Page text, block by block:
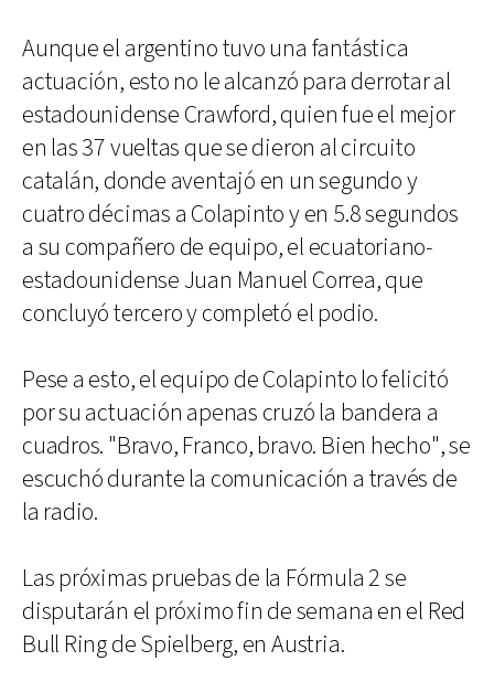
Aunque el argentino tuvo una fantástica
actuación, esto no le alcanzó para derrotar al
estadounidense Crawford, quien fue el mejor
en las 37 vueltas que se dieron al circuito
catalán, donde aventajó en un segundo y
cuatro décimas a Colapinto y en 5.8 segundos
a su compañero de equipo, el ecuatoriano-
estadounidense Juan Manuel Correa, que
concluyó tercero y completó el podio.
Pese a esto, el equipo de Colapinto lo felicitó
por su actuación apenas cruzó la bandera a
cuadros. "Bravo, Franco, bravo. Bien hecho", se
escuchó durante la comunicación a través de
la radio.
Las próximas pruebas de la Fórmula 2 se
disputarán el próximo fin de semana en el Red
Bull Ring de Spielberg, en Austria.